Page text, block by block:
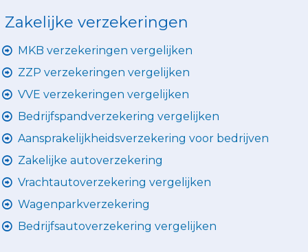
Zakelijke verzekeringen
MKB verzekeringen vergelijken
ZZP verzekeringen vergelijken
VVE verzekeringen vergelijken
Bedrijfspandverzekering vergelijken
Aansprakelijkheidsverzekering voor bedrijven
Zakelijke autoverzekering
Vrachtautoverzekering vergelijken
Wagenparkverzekering
Bedrijfsautoverzekering vergelijken